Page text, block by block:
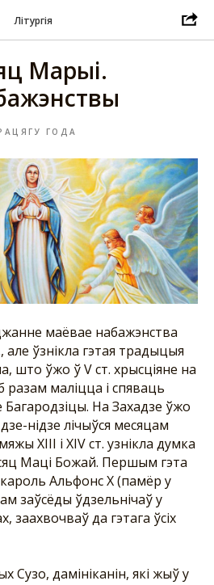
Літургія
Марыі.
ГОДА
маёвае набажэнства
але ўзнікла гэтая традыцыя
што ўжо ў V ст. хрысціяне на
разам маліцца і спяваць
На Захадзе ўжо
нідзе лічыўся месяцам
XIII i XIV ст. узнікла думка
Маці Божай. Першым гэта
кароль Альфонс Х (памёр у
заўсёды ўдзельнічаў у
заахвочваў да гэтага ўсіх
Сузо, дамініканін, які жыў у